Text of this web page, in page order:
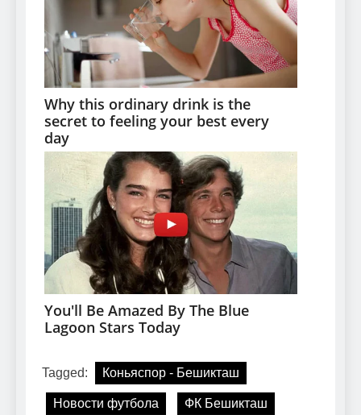
Tagged: Коньяспор - Бешикташ
Новости футбола ФК Бешикташ